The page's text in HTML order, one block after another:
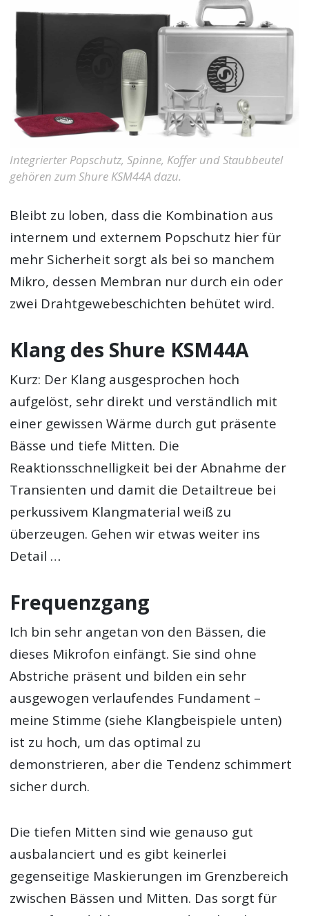
Integrierter Popschutz, Spinne, Koffer und Staubbeutel
gehören zum Shure KSM44A dazu.
Bleibt zu loben, dass die Kombination aus
internem und externem Popschutz hier für
mehr Sicherheit sorgt als bei so manchem
Mikro, dessen Membran nur durch ein oder
zwei Drahtgewebeschichten behütet wird.
Klang des Shure KSM44A
Kurz: Der Klang ausgesprochen hoch
aufgelöst, sehr direkt und verständlich mit
einer gewissen Wärme durch gut präsente
Bässe und tiefe Mitten. Die
Reaktionsschnelligkeit bei der Abnahme der
Transienten und damit die Detailtreue bei
perkussivem Klangmaterial weiß zu
überzeugen. Gehen wir etwas weiter ins
Detail …
Frequenzgang
Ich bin sehr angetan von den Bässen, die
dieses Mikrofon einfängt. Sie sind ohne
Abstriche präsent und bilden ein sehr
ausgewogen verlaufendes Fundament –
meine Stimme (siehe Klangbeispiele unten)
ist zu hoch, um das optimal zu
demonstrieren, aber die Tendenz schimmert
sicher durch.
Die tiefen Mitten sind wie genauso gut
ausbalanciert und es gibt keinerlei
gegenseitige Maskierungen im Grenzbereich
zwischen Bässen und Mitten. Das sorgt für